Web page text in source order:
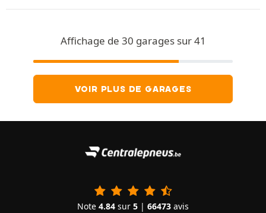
Affichage de 30 garages sur 41
VOIR PLUS DE GARAGES
Note 4.84 sur 5 | 66473 avis